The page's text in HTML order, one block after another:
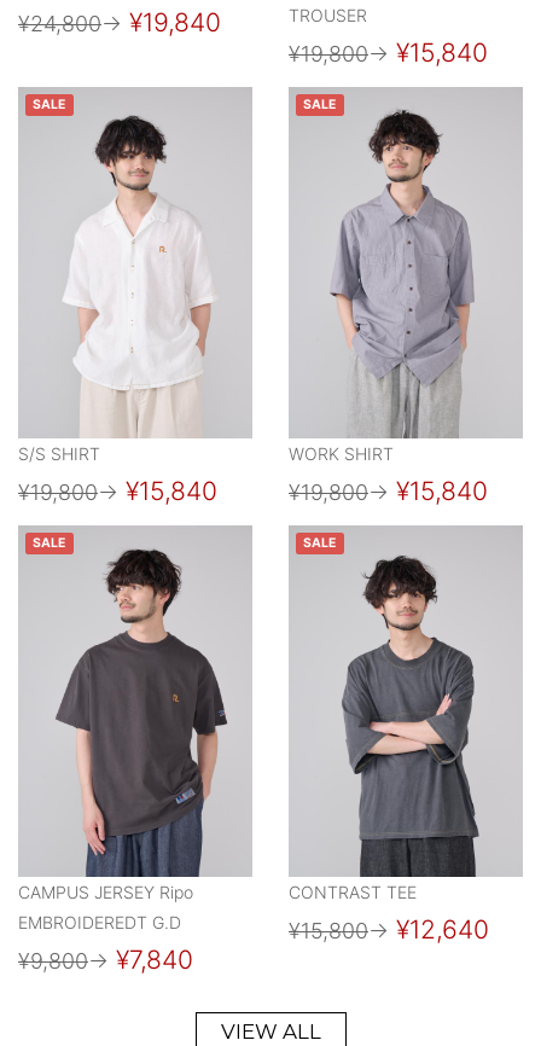
¥24,800→ ¥19,840
TROUSER
¥19,800→ ¥15,840
SALE
S/S SHIRT
¥19,800→ ¥15,840
SALE
WORK SHIRT
¥19,800→ ¥15,840
SALE
CAMPUS JERSEY Ripo
EMBROIDEREDT G.D
¥9,800→ ¥7,840
SALE
CONTRAST TEE
¥15,800→ ¥12,640
VIEW ALL